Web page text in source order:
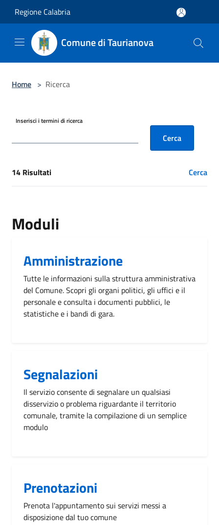
Regione Calabria
Comune di Taurianova
Home > Ricerca
Inserisci i termini di ricerca
Cerca
[results] Risultati
14 Risultati Cerca
Moduli
Amministrazione
Tutte le informazioni sulla struttura amministrativa
del Comune. Scopri gli organi politici, gli uffici e il
personale e consulta i documenti pubblici, le
statistiche e i bandi di gara.
Segnalazioni
Il servizio consente di segnalare un qualsiasi
disservizio o problema riguardante il territorio
comunale, tramite la compilazione di un semplice
modulo
Prenotazioni
Prenota l'appuntamento sui servizi messi a
disposizione dal tuo comune